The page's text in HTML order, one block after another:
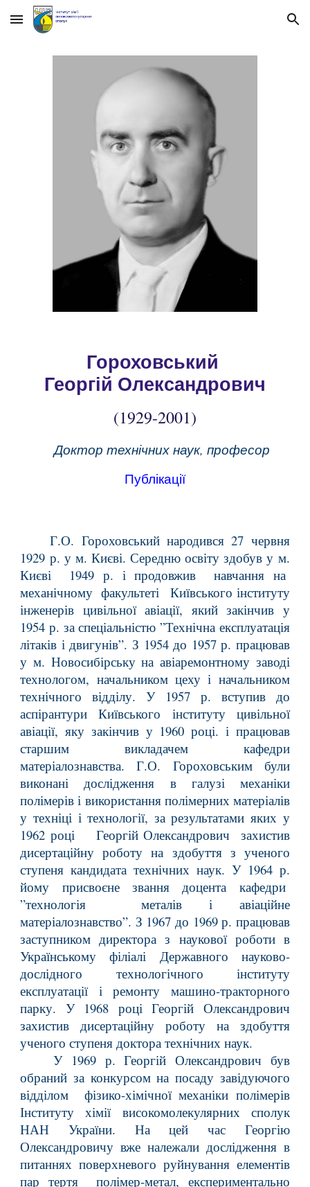
Skip to main content Skip to navigation
Гороховський
Георгій Олександрович
(1929-2001)
Доктор технічних наук, професор
Публікації
Г.О. Гороховський народився 27 червня
1929 р. у м. Києві. Середню освіту здобув у м.
Києві 1949 р. і продовжив навчання на
механічному факультеті Київського інституту
інженерів цивільної авіації, який закінчив у
1954 р. за спеціальністю ”Технічна експлуатація
літаків і двигунів”. З 1954 до 1957 р. працював
у м. Новосибірську на авіаремонтному заводі
технологом, начальником цеху і начальником
технічного відділу. У 1957 р. вступив до
аспірантури Київського інституту цивільної
авіації, яку закінчив у 1960 році. і працював
старшим викладачем кафедри
матеріалознавства. Г.О. Гороховським були
виконані дослідження в галузі механіки
полімерів і використання полімерних матеріалів
у техніці і технології, за результатами яких у
1962 році Георгій Олександрович захистив
дисертаційну роботу на здобуття з ученого
ступеня кандидата технічних наук. У 1964 р.
йому присвоєне звання доцента кафедри
”технологія металів і авіаційне
матеріалознавство”. З 1967 до 1969 р. працював
заступником директора з наукової роботи в
Українському філіалі Державного науково-
дослідного технологічного інституту
експлуатації і ремонту машино-тракторного
парку. У 1968 році Георгій Олександрович
захистив дисертаційну роботу на здобуття
ученого ступеня доктора технічних наук.
У 1969 р. Георгій Олександрович був
обраний за конкурсом на посаду завідуючого
відділом фізико-хімічної механіки полімерів
Інституту хімії високомолекулярних сполук
НАН України. На цей час Георгію
Олександровичу вже належали дослідження в
питаннях поверхневого руйнування елементів
пар тертя полімер-метал, експериментально